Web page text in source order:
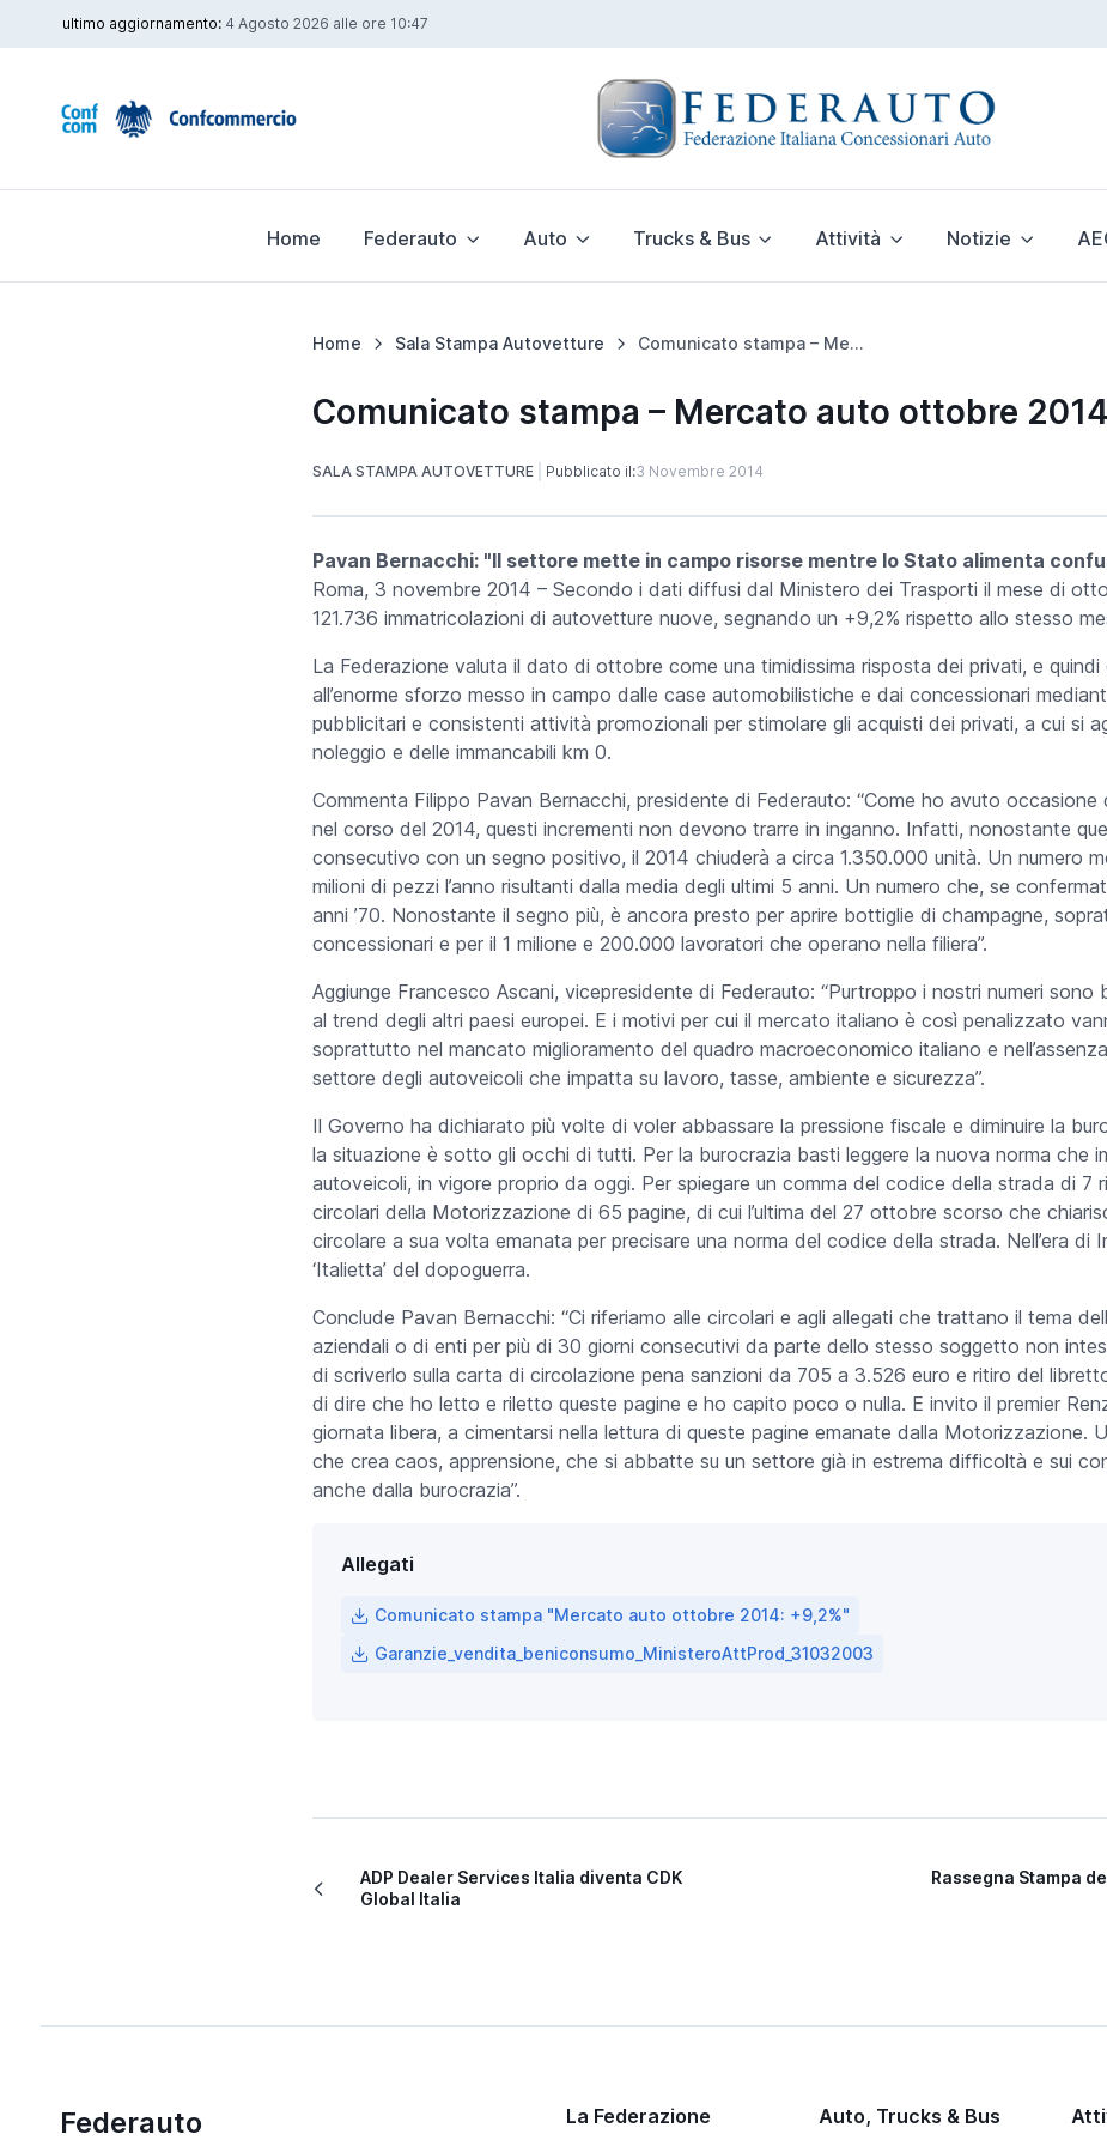
ultimo aggiornamento: 4 Agosto 2026 alle ore 10:47
Home Federauto Auto Trucks & Bus Attività Notizie
Home Sala Stampa Autovetture Comunicato stampa – Mercato auto ottobre 2014: +9,2%
Comunicato stampa – Mercato auto ottobre
SALA STAMPA AUTOVETTURE Pubblicato il:3 Novembre 2014
Pavan Bernacchi: "Il settore mette in campo risorse mentre lo Stato alimenta
Roma, 3 novembre 2014 –Secondo i dati diffusi dal Ministero dei Trasporti il mese di
121.736 immatricolazioni di autovetture nuove, segnando un +9,2% rispetto allo stesso
La Federazione valuta il dato di ottobre come una timidissima risposta dei privati, e quindi
all’enorme sforzo messo in campo dalle case automobilistiche e dai concessionari
pubblicitari e consistenti attività promozionali per stimolare gli acquisti dei privati, a cui si
noleggio e delle immancabili km 0.
Commenta Filippo Pavan Bernacchi, presidente di Federauto: “Come ho avuto occasione
nel corso del 2014, questi incrementi non devono trarre in inganno. Infatti, nonostante
consecutivo con un segno positivo, il 2014 chiuderà a circa 1.350.000 unità. Un numero
milioni di pezzi l’anno risultanti dalla media degli ultimi 5 anni. Un numero che, se
anni ’70. Nonostante il segno più, è ancora presto per aprire bottiglie di champagne,
concessionari e per il 1 milione e 200.000 lavoratori che operano nella filiera”.
Aggiunge Francesco Ascani, vicepresidente di Federauto: “Purtroppo i nostri numeri sono
al trend degli altri paesi europei. E i motivi per cui il mercato italiano è così penalizzato
soprattutto nel mancato miglioramento del quadro macroeconomico italiano e
settore degli autoveicoli che impatta su lavoro, tasse, ambiente e sicurezza”.
Il Governo ha dichiarato più volte di voler abbassare la pressione fiscale e diminuire la
la situazione è sotto gli occhi di tutti. Per la burocrazia basti leggere la nuova norma che
autoveicoli, in vigore proprio da oggi. Per spiegare un comma del codice della strada di 7
circolari della Motorizzazione di 65 pagine, di cui l’ultima del 27 ottobre scorso che
circolare a sua volta emanata per precisare una norma del codice della strada. Nell’era di
‘Italietta’ del dopoguerra.
Conclude Pavan Bernacchi: “Ci riferiamo alle circolari e agli allegati che trattano il tema
aziendali o di enti per più di 30 giorni consecutivi da parte dello stesso soggetto non
di scriverlo sulla carta di circolazione pena sanzioni da 705 a 3.526 euro e ritiro del
di dire che ho letto e riletto queste pagine e ho capito poco o nulla. E invito il premier
giornata libera, a cimentarsi nella lettura di queste pagine emanate dalla Motorizzazione.
che crea caos, apprensione, che si abbatte su un settore già in estrema difficoltà e sui
anche dalla burocrazia”.
Allegati
Comunicato stampa "Mercato auto ottobre 2014: +9,2%"
Garanzie_vendita_beniconsumo_MinisteroAttProd_31032003
ADP Dealer Services Italia diventa CDK
Global Italia
Rassegna Stampa
Federauto La Federazione Auto, Trucks & Bus